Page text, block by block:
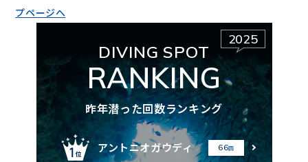
プページへ
2025
DIVING SPOT
RANKING
昨年潜った回数ランキング
アントニオガウディ 66回